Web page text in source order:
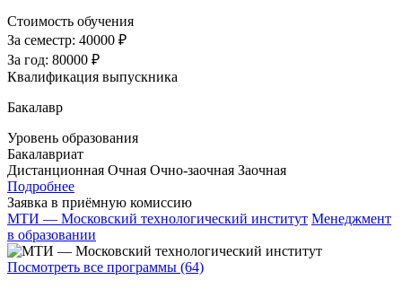
Стоимость обучения
За семестр: 40000 ₽
За год: 80000 ₽
Квалификация выпускника
Бакалавр
Уровень образования
Бакалавриат
Дистанционная Очная Очно-заочная Заочная
Подробнее
Заявка в приёмную комиссию
МТИ — Московский технологический институт Менеджмент
в образовании
Посмотреть все программы (64)